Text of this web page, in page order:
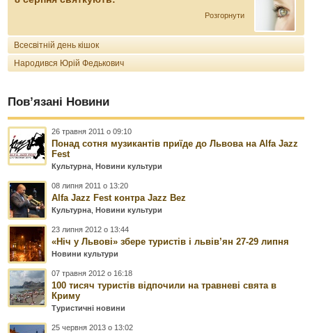
Розгорнути
Всесвітній день кішок
Народився Юрій Федькович
Пов’язані Новини
26 травня 2011 о 09:10
Понад сотня музикантів приїде до Львова на Alfa Jazz
Fest
Культурна ,Новини культури
08 липня 2011 о 13:20
Alfa Jazz Fest контра Jazz Bez
Культурна ,Новини культури
23 липня 2012 о 13:44
«Ніч у Львові» збере туристів і львів’ян 27-29 липня
Новини культури
07 травня 2012 о 16:18
100 тисяч туристів відпочили на травневі свята в
Криму
Туристичні новини
25 червня 2013 о 13:02